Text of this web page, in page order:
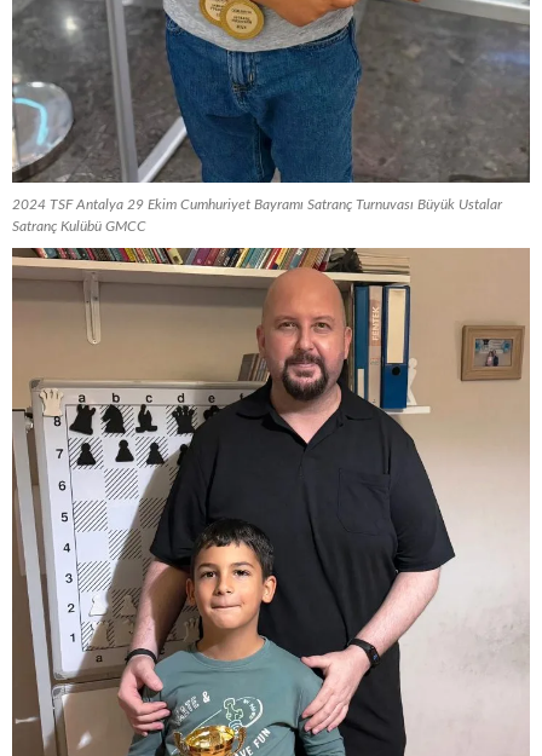
2024 TSF Antalya 29 Ekim Cumhuriyet Bayramı Satranç Turnuvası Büyük Ustalar
Satranç Kulübü GMCC